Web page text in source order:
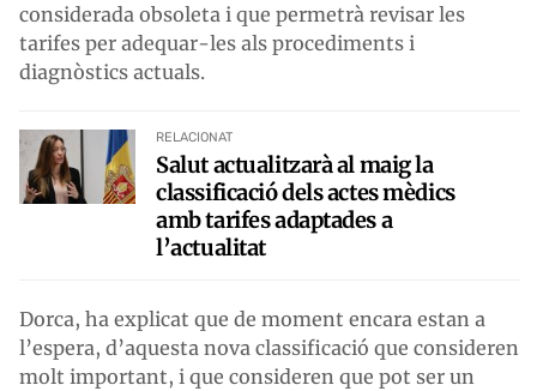
considerada obsoleta i que permetrà revisar les
tarifes per adequar-les als procediments i
diagnòstics actuals.
RELACIONAT
Salut actualitzarà al maig la
classificació dels actes mèdics
amb tarifes adaptades a
l’actualitat
Dorca, ha explicat que de moment encara estan a
l’espera, d’aquesta nova classificació que consideren
molt important, i que consideren que pot ser un